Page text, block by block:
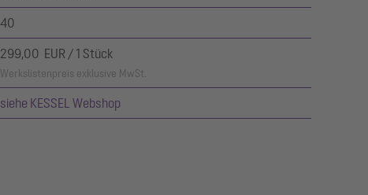
40
299,00 EUR / 1 Stück
Werkslistenpreis exklusive MwSt.
siehe KESSEL Webshop